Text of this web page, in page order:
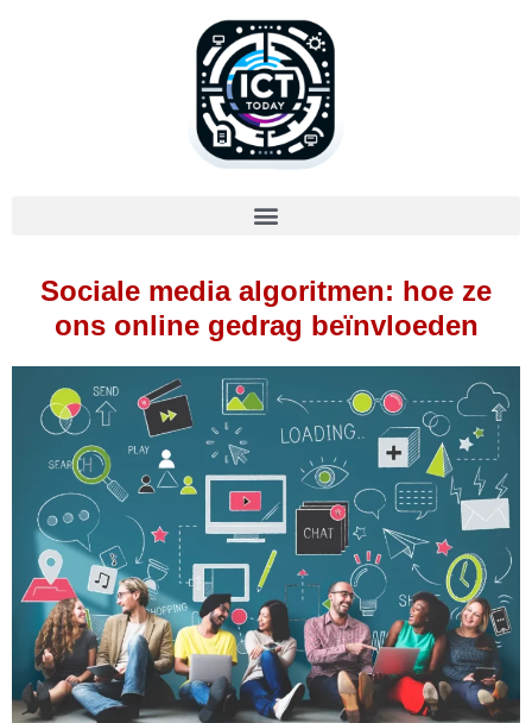
Sociale media algoritmen: hoe ze
ons online gedrag beïnvloeden